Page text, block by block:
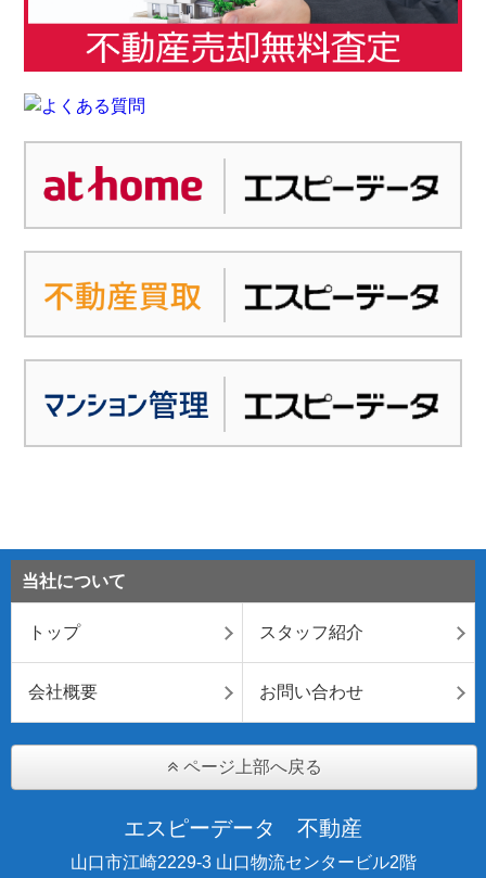
当社について
トップ スタッフ紹介
会社概要 お問い合わせ
ページ上部へ戻る
エスピーデータ 不動産
山口市江崎2229-3 山口物流センタービル2階